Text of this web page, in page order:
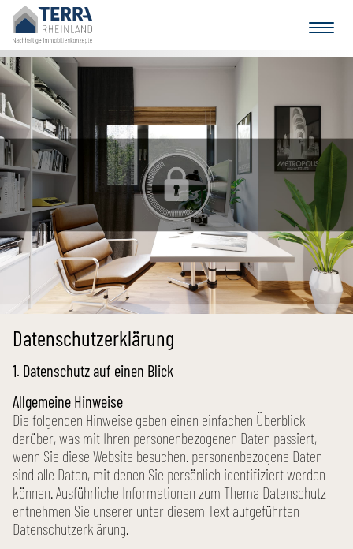
Datenschutz­erklärung
1. Datenschutz auf einen Blick
Allgemeine Hinweise
Die folgenden Hinweise geben einen einfachen Überblick
darüber, was mit Ihren personen­bezogenen Daten passiert,
wenn Sie diese Website besuchen. personen­bezogene Daten
sind alle Daten, mit denen Sie persönlich identifiziert werden
können. Ausführliche Informationen zum Thema Datenschutz
entnehmen Sie unserer unter diesem Text aufgeführten
Datenschutz­erklärung.